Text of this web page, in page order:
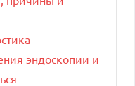
эндоскопии и